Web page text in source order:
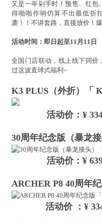
又是一年剁手时！预售、红包
得啪啪作响仍算不出最低折
袭！！不讲套路，直接放价！
活动时间：即日起至11月11日
全国门店联动，线上线下同价
过这波直球式福利~
K3 PLUS（外折）「
活动价：¥
30周年纪念版（暴龙
活动价：¥
ARCHER P8 40周年
活动价 ：¥